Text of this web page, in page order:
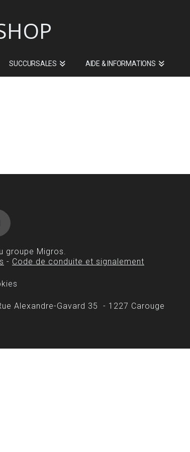
SUCCURSALES AIDE & INFORMATIONS
groupe Migros.
- Code de conduite et signalement
Alexandre-Gavard 35 - 1227 Carouge